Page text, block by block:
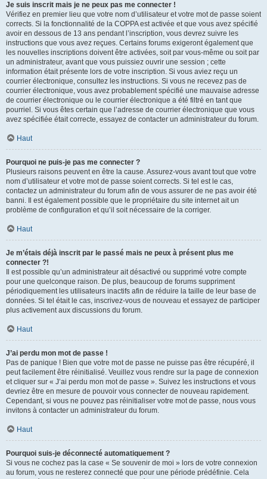
Je suis inscrit mais je ne peux pas me connecter !
Vérifiez en premier lieu que votre nom d’utilisateur et votre mot de passe soient
corrects. Si la fonctionnalité de la COPPA est activée et que vous avez spécifié
avoir en dessous de 13 ans pendant l’inscription, vous devrez suivre les
instructions que vous avez reçues. Certains forums exigeront également que
les nouvelles inscriptions doivent être activées, soit par vous-même ou soit par
un administrateur, avant que vous puissiez ouvrir une session ; cette
information était présente lors de votre inscription. Si vous aviez reçu un
courrier électronique, consultez les instructions. Si vous ne recevez pas de
courrier électronique, vous avez probablement spécifié une mauvaise adresse
de courrier électronique ou le courrier électronique a été filtré en tant que
pourriel. Si vous êtes certain que l’adresse de courrier électronique que vous
avez spécifiée était correcte, essayez de contacter un administrateur du forum.
Haut
Pourquoi ne puis-je pas me connecter ?
Plusieurs raisons peuvent en être la cause. Assurez-vous avant tout que votre
nom d’utilisateur et votre mot de passe soient corrects. Si tel est le cas,
contactez un administrateur du forum afin de vous assurer de ne pas avoir été
banni. Il est également possible que le propriétaire du site internet ait un
problème de configuration et qu’il soit nécessaire de la corriger.
Haut
Je m’étais déjà inscrit par le passé mais ne peux à présent plus me
connecter ?!
Il est possible qu’un administrateur ait désactivé ou supprimé votre compte
pour une quelconque raison. De plus, beaucoup de forums suppriment
périodiquement les utilisateurs inactifs afin de réduire la taille de leur base de
données. Si tel était le cas, inscrivez-vous de nouveau et essayez de participer
plus activement aux discussions du forum.
Haut
J’ai perdu mon mot de passe !
Pas de panique ! Bien que votre mot de passe ne puisse pas être récupéré, il
peut facilement être réinitialisé. Veuillez vous rendre sur la page de connexion
et cliquer sur « J’ai perdu mon mot de passe ». Suivez les instructions et vous
devriez être en mesure de pouvoir vous connecter de nouveau rapidement.
Cependant, si vous ne pouvez pas réinitialiser votre mot de passe, nous vous
invitons à contacter un administrateur du forum.
Haut
Pourquoi suis-je déconnecté automatiquement ?
Si vous ne cochez pas la case « Se souvenir de moi » lors de votre connexion
au forum, vous ne resterez connecté que pour une période prédéfinie. Cela